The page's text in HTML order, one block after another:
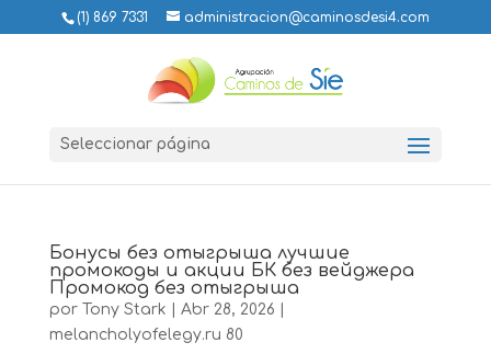
(1) 869 7331 administracion@caminosdesi4.com
Seleccionar página
Бонусы без отыгрыша лучшие
промокоды и акции БК без вейджера
Промокод без отыгрыша
por Tony Stark Abr 28, 2026
melancholyofelegy.ru 80